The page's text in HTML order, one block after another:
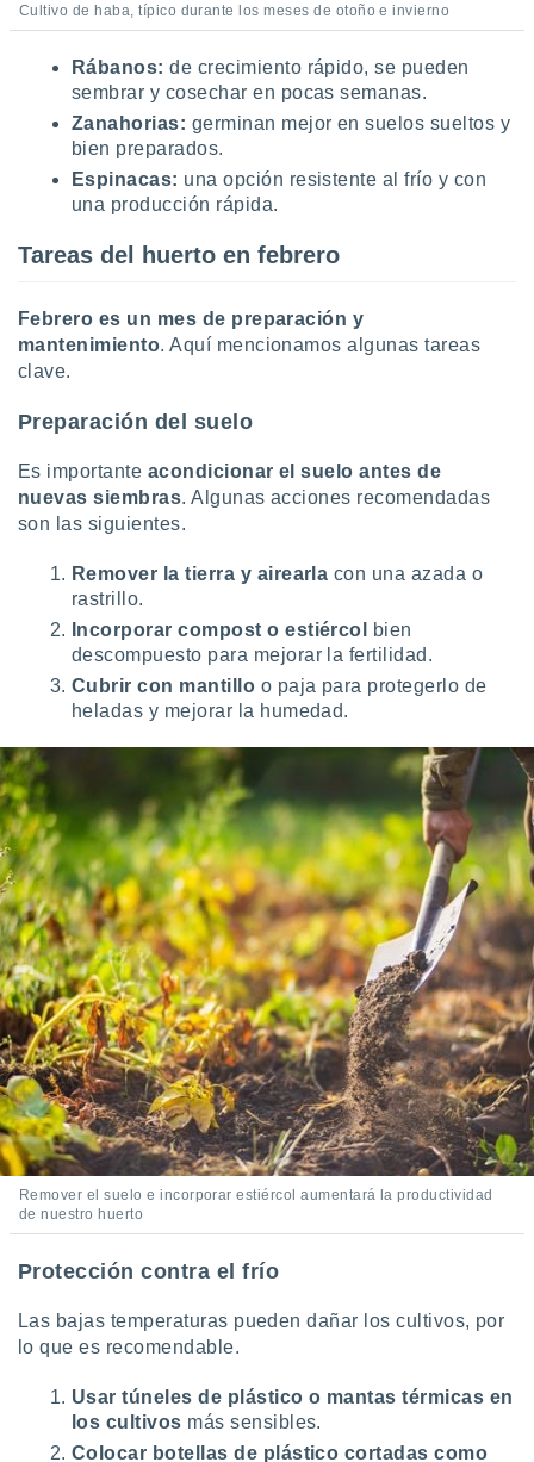
Cultivo de haba, típico durante los meses de otoño e invierno
Rábanos: de crecimiento rápido, se pueden
sembrar y cosechar en pocas semanas.
Zanahorias: germinan mejor en suelos sueltos y
bien preparados.
Espinacas: una opción resistente al frío y con
una producción rápida.
Tareas del huerto en febrero
Febrero es un mes de preparación y
mantenimiento. Aquí mencionamos algunas tareas
clave.
Preparación del suelo
Es importante acondicionar el suelo antes de
nuevas siembras. Algunas acciones recomendadas
son las siguientes.
Remover la tierra y airearla con una azada o
rastrillo.
Incorporar compost o estiércol
bien
descompuesto para mejorar la fertilidad.
Cubrir con mantillo o paja para protegerlo de
heladas y mejorar la humedad.
Remover el suelo e incorporar estiércol aumentará la productividad
de nuestro huerto
Protección contra el frío
Las bajas temperaturas pueden dañar los cultivos, por
lo que es recomendable.
Usar túneles de plástico o mantas térmicas en
los cultivos más sensibles.
Colocar botellas de plástico cortadas como